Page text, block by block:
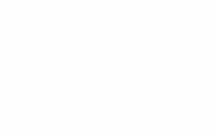
suave.